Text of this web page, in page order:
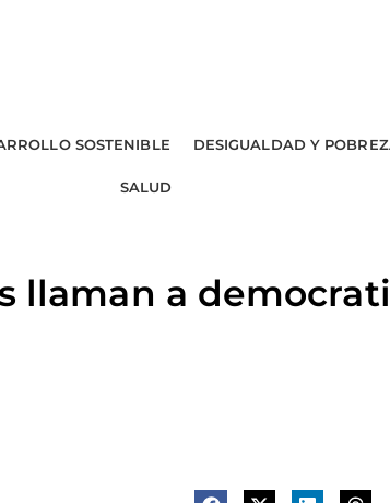
SOSTENIBLE DESIGUALDAD Y
SALUD
llaman a